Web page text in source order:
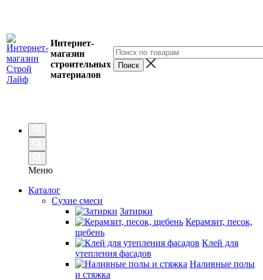
Интернет-
магазин
строительных
материалов
Меню
Каталог
Сухие смеси
Затирки
Керамзит, песок,
щебень
Клей для
утепления фасадов
Наливные полы
и стяжка